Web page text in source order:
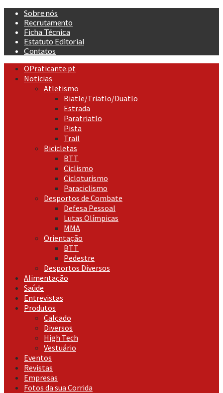
Skip
content
Sobre nós
Recrutamento
Ficha Técnica
Estatuto Editorial
Contatos
Primary
Menu
OPraticante.pt
Noticias
Atletismo
Biatle/Triatlo/Duatlo
Estrada
Paratriatlo
Pista
Trail
Bicicletas
BTT
Ciclismo
Cicloturismo
Paraciclismo
Desportos de Combate
Defesa Pessoal
Lutas Olímpicas
MMA
Orientação
BTT
Pedestre
Desportos Diversos
Alimentação
Saúde
Entrevistas
Produtos
Calçado
Diversos
High Tech
Vestuário
Eventos
Revistas
Empresas
Fotos da sua Corrida